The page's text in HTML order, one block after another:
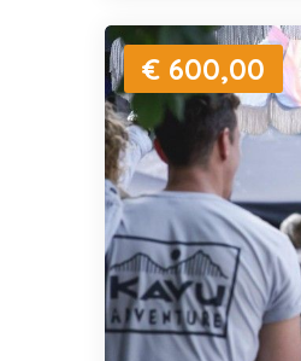
€ 600,00